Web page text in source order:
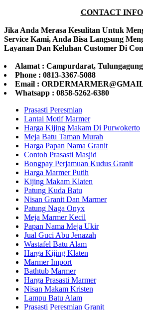
CONTACT INFO
Jika Anda Merasa Kesulitan Untuk
Service Kami, Anda Bisa Langsung
Layanan Dan Keluhan Customer Di
Alamat : Campurdarat, Tulungagung
Phone : 0813-3367-5088
Email :
Whatsapp : 0858-5262-6380
Prasasti Peresmian
Lantai Motif Marmer
Harga Kijing Makam Di Purwokerto
Meja Batu Taman Murah
Harga Papan Nama Granit
Contoh Prasasti Masjid
Bongpay Perjamuan Kudus Granit
Harga Marmer Putih
Kijing Makam Klaten
Patung Kuda Batu
Nisan Granit Dan Marmer
Patung Naga Onyx
Meja Marmer Kecil
Papan Nama Meja Ukir
Jual Guci Abu Jenazah
Wastafel Batu Alam
Harga Kijing Klaten
Marmer Import
Bathtub Marmer
Harga Prasasti Marmer
Nisan Makam Kristen
Lampu Batu Alam
Prasasti Peresmian Granit